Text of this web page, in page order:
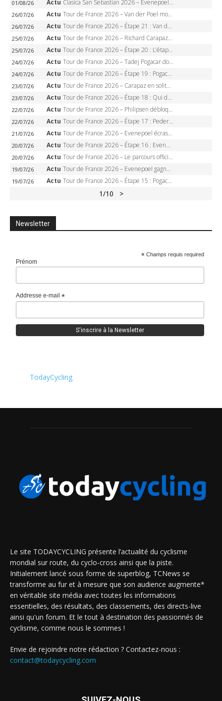
01/08/26 Actu Clasica San Sebastian 2026 – Evenepoel recordman, 4e victoire, Carapaz battu au sprint
26/07/26 Actu Tour de France 2026 – Van der Poel monumental à Paris, Pogacar égale le record des cinq sacres
26/07/26 Actu Tour de France 2026 – Étape 21 : Van der Poel, Pogacar, qui succédera à Wout van Aert sur les Champs-Elysées ?
25/07/26 Actu Tour de France 2026 – Richard Carapaz roi des Alpes, doublé et maillot à pois, Seixas perd le podium
25/07/26 Actu Tour de France 2026 – Étape 20 : L’étape reine, Galibier, Sarenne, Alpe d’Huez, qui succédera à Pogacar ?
24/07/26 Actu Tour de France 2026 – Tadej Pogacar dompte l’Alpe d’Huez, 5e victoire, record de Pantani pulvérisé
24/07/26 Actu Tour de France 2026 – Étape 19 : Pogacar peut-il enfin dompter l’Alpe d’Huez ?
23/07/26 Actu Tour de France 2026 – Carapaz en solitaire à Orcières-Merlette, Paret-Peintre à un point du maillot à pois
23/07/26 Actu Tour de France 2026 – Étape 18 : Qui domptera Orcières-Merlette, première marche vers l’Alpe d’Huez ?
22/07/26 Actu Tour de France 2026 – Philipsen débloque son compteur à Voiron, Pedersen en danger pour le maillot vert
22/07/26 Actu Tour de France 2026 – Étape 17 : Pedersen peut-il verrouiller le maillot vert à Voiron ?
21/07/26 Actu Tour de France 2026 – Evenepoel écrase le chrono d’Évian, Seixas 4e, Lipowitz abandonne
20/07/26 Actu Tour de France 2026 – Étape 16 : Evenepoel, Pogacar, Ganna… qui domptera le chrono d’Évian pour redessiner le podium ?
20/07/26 Actu Tour de France 2026 – Le parcours officiel complet : 21 étapes, profils, carte et dates
19/07/26 Actu Tour de France 2026 – Evenepoel gagne à Solaison, Vingegaard abandonne, Pogacar toujours en jaune
19/07/26 Actu Tour de France 2026 – Étape 15 : Pogacar peut-il enchaîner au Plateau de Solaison, Seixas viser le podium ?
1/10 >
Newsletter
* Champs requis required
Prénom
Addresse e-mail*
TodayCycling
Le site TODAYCYCLING présente l’actualité du cyclisme
mondial sur route, du cyclo-cross ainsi que la piste.
Initialement lancé sous forme de superblog, TCNews se
transforme au fur et à mesure que son audience augmente*
en véritable site média avec toutes les informations
essentielles, des résultats, des classements, des directs-live
ainsi qu'un forum. Et le tout à destination des passionnés de
cyclisme, comme nous le sommes !
Envie de rejoindre notre rédaction ? Contactez-nous :
contact@todaycycling.com